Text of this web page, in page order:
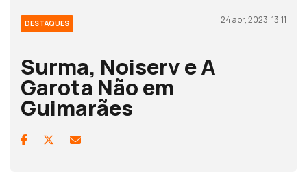
DESTAQUES 24 abr, 2023, 13:11
Surma, Noiserv e A
Garota Não em
Guimarães